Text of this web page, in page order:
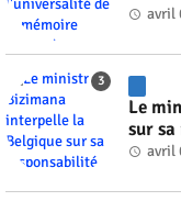
avril
Le
sur
avril